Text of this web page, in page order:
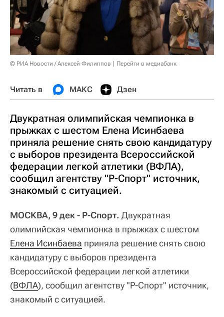
© РИА Новости / Алексей Филиппов Перейти в медиабанк
Читать в МАКС Дзен
Двукратная олимпийская чемпионка в
прыжках с шестом Елена Исинбаева
приняла решение снять свою кандидатуру
с выборов президента Всероссийской
федерации легкой атлетики (ВФЛА),
сообщил агентству "Р-Спорт" источник,
знакомый с ситуацией.
МОСКВА, 9 дек - Р-Спорт. Двукратная
олимпийская чемпионка в прыжках с шестом
Елена Исинбаева приняла решение снять свою
кандидатуру с выборов президента
Всероссийской федерации легкой атлетики
(ВФЛА), сообщил агентству "Р-Спорт" источник,
знакомый с ситуацией.